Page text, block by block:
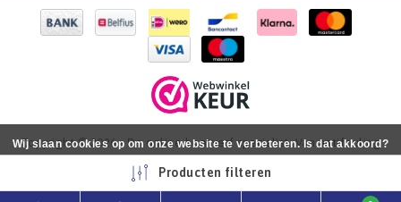
Copyright © 2026 - De online bootverf specialist. Van antifouling
tot aflak. - All rights reserved - RealizationInStijl Media
Producten filteren
Wij slaan cookies op om onze website te verbeteren. Is dat akkoord?
Nee Meer over cookies »